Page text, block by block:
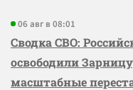
06 авг в 08:01
Сводка СВО:
освободили
масштабные